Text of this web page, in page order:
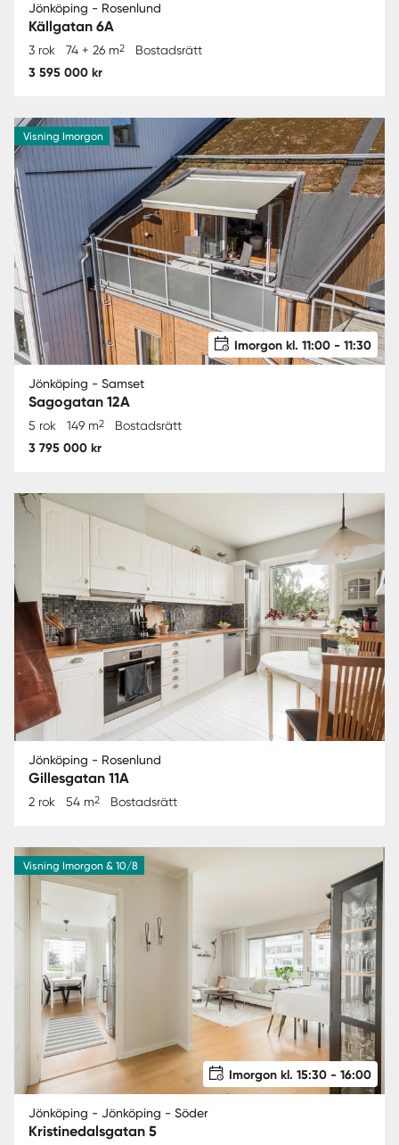
Jönköping - Rosenlund
Källgatan 6A
3 rok 74 + 26 m2 Bostadsrätt
3 595 000 kr
Visning Imorgon
Imorgon kl. 11:00 - 11:30
Jönköping - Samset
Sagogatan 12A
5 rok 149 m2 Bostadsrätt
3 795 000 kr
Jönköping - Rosenlund
Gillesgatan 11A
2 rok 54 m2 Bostadsrätt
Visning Imorgon & 10/8
Imorgon kl. 15:30 - 16:00
Jönköping - Jönköping - Söder
Kristinedalsgatan 5